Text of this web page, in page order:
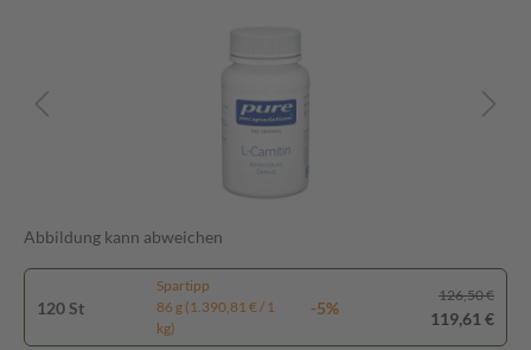
Abbildung kann abweichen
120 St
Spartipp
86 g (1.390,81 € / 1
kg)
-5%
126,50 €
119,61 €